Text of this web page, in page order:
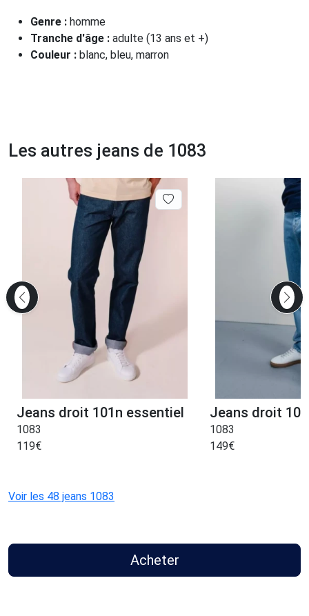
Genre : homme
Tranche d'âge : adulte (13 ans et +)
Couleur : blanc, bleu, marron
Les autres jeans de 1083
Jeans droit 101n essentiel
1083
119€
Jeans droit
1083
149€
Voir les 48 jeans 1083
Acheter